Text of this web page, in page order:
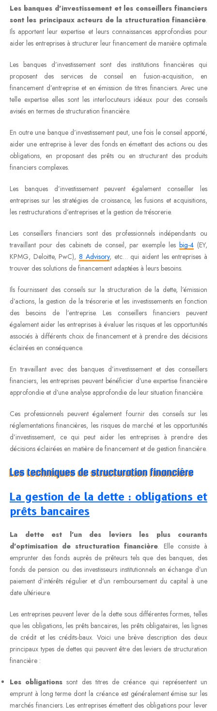
Les banques d’investissement et les conseillers financiers
sont les principaux acteurs de la structuration financière.
Ils apportent leur expertise et leurs connaissances approfondies pour
aider les entreprises à structurer leur financement de manière optimale.
Les banques d’investissement sont des institutions financières qui
proposent des services de conseil en fusion-acquisition, en
financement d’entreprise et en émission de titres financiers. Avec une
telle expertise elles sont les interlocuteurs idéaux pour des conseils
avisés en termes de structuration financière.
En outre une banque d’investissement peut, une fois le conseil apporté,
aider une entreprise à lever des fonds en émettant des actions ou des
obligations, en proposant des prêts ou en structurant des produits
financiers complexes.
Les banques d’investissement peuvent également conseiller les
entreprises sur les stratégies de croissance, les fusions et acquisitions,
les restructurations d’entreprises et la gestion de trésorerie.
Les conseillers financiers sont des professionnels indépendants ou
travaillant pour des cabinets de conseil, par exemple lesbig-4 (EY,
KPMG, Deloitte, PwC),8 Advisory, etc… qui aident les entreprises à
trouver des solutions de financement adaptées à leurs besoins.
Ils fournissent des conseils sur la structuration de la dette, l’émission
d’actions, la gestion de la trésorerie et les investissements en fonction
des besoins de l’entreprise. Les conseillers financiers peuvent
également aider les entreprises à évaluer les risques et les opportunités
associés à différents choix de financement et à prendre des décisions
éclairées en conséquence.
En travaillant avec des banques d’investissement et des conseillers
financiers, les entreprises peuvent bénéficier d’une expertise financière
approfondie et d’une analyse approfondie de leur situation financière.
Ces professionnels peuvent également fournir des conseils sur les
réglementations financières, les risques de marché et les opportunités
d’investissement, ce qui peut aider les entreprises à prendre des
décisions éclairées en matière de financement et de gestion financière.
Les techniques de structuration financière
La gestion de la dette : obligations et
prêts bancaires
La dette est l’un des leviers les plus courants
d’optimisation de structuration financière. Elle consiste à
emprunter des fonds auprès de prêteurs tels que des banques, des
fonds de pension ou des investisseurs institutionnels en échange d’un
paiement d’intérêts régulier et d’un remboursement du capital à une
date ultérieure.
Les entreprises peuvent lever de la dette sous différentes formes, telles
que les obligations, les prêts bancaires, les prêts obligataires, les lignes
de crédit et les crédits-baux. Voici une brève description des deux
principaux types de dettes qui peuvent être des leviers de structuration
financière :
Les obligations sont des titres de créance qui représentent un
emprunt à long terme dont la créance est généralement émise sur les
marchés financiers. Les entreprises émettent des obligations pour lever